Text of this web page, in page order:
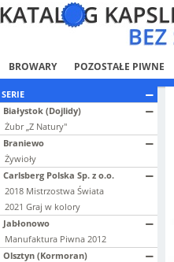
BROWARY POZOSTAŁE PIWNE
SERIE
Białystok (Dojlidy)
Żubr „Z Natury"
Braniewo
Żywioły
Carlsberg Polska Sp. z o.o.
2018 Mistrzostwa Świata
2021 Graj w kolory
Jabłonowo
Manufaktura Piwna 2012
Olsztyn (Kormoran)